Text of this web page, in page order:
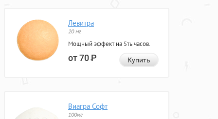
Левитра
20 мг
Мощный эффект на 5ть часов.
от 70Р Купить
Виагра Софт
100мг